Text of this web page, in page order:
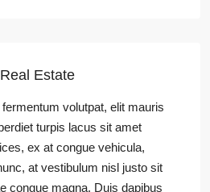
Estate
volutpat, elit mauris
turpis lacus sit amet
ex at congue vehicula,
at vestibulum nisl justo sit
congue magna. Duis dapibus